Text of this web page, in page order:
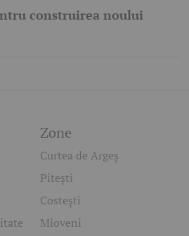
construirea noului
Zone
Curtea de Argeș
Pitești
Costești
Mioveni